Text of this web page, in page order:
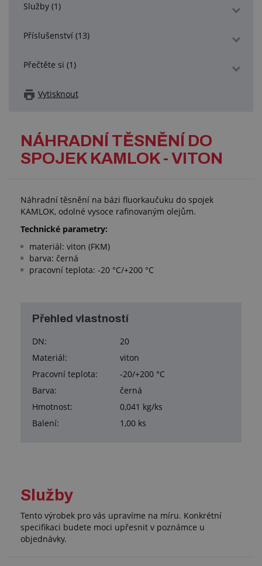
Služby (1)
Příslušenství (13)
Přečtěte si (1)
Vytisknout
NÁHRADNÍ TĚSNĚNÍ DO
SPOJEK KAMLOK - VITON
Náhradní těsnění na bázi fluorkaučuku do spojek
KAMLOK, odolné vysoce rafinovaným olejům.
Technické parametry:
materiál: viton (FKM)
barva: černá
pracovní teplota: -20 °C/+200 °C
Přehled vlastností
DN:
20
Materiál:
viton
Pracovní teplota:
-20/+200 °C
Barva:
černá
Hmotnost:
0,041 kg/ks
Balení:
1,00 ks
Služby
Tento výrobek pro vás upravíme na míru. Konkrétní
specifikaci budete moci upřesnit v poznámce u
objednávky.